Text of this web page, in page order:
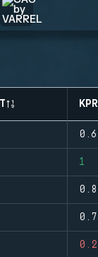
KPR
1